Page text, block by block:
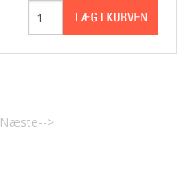
Næste-->